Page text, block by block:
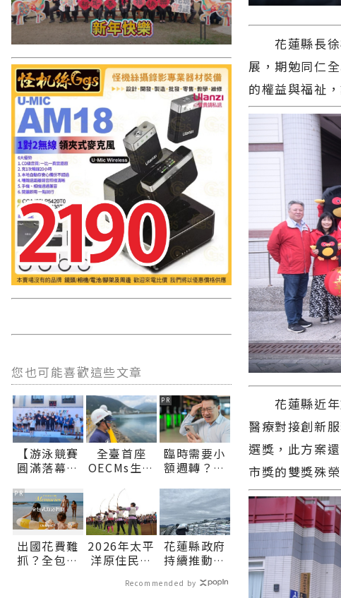
您也可能喜歡這些文章
【游泳競賽
圓滿落幕
春榮耀】∣
花蓮新聞網
官方網站各
類新聞－最
快速的今日
新聞報導 最
全臺首座
OECMs生態
與自然共生
花蓮縣環保
局辦理海洋
污染防治宣
導活動 深化
海洋保育知
能∣花蓮新
臨時需要小
額週轉？上
找人幫！資
金快速到位
PR
出國花費難
抓？全包式
PR
2026年太平
洋原住民傳
賽花蓮開
花蓮縣政府
持續推動肥
照顧農友穩
Recommended by
花蓮縣長徐
展，期勉同仁
的權益與福祉
花蓮縣近年
醫療對接創新
選獎，此方案
市獎的雙獎殊榮